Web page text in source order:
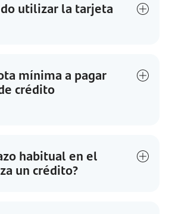
utilizar la tarjeta
mínima a pagar
crédito
habitual en el
un crédito?